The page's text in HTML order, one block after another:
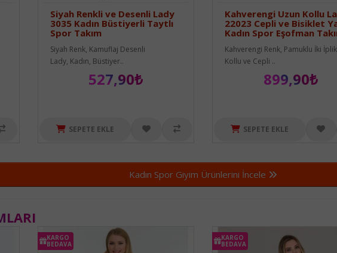
Siyah Renkli ve Desenli Lady
3035 Kadın Büstiyerli Taytlı
Spor Takım
Siyah Renk, Kamuflaj Desenli
Lady, Kadın, Büstiyer..
527,90₺
SEPETE EKLE
Kahverengi Uzun Kollu
22023 Cepli ve Bisiklet
Kadın Spor Eşofman
Kahverengi Renk, Pamuklu İki
Kollu ve Cepli ..
899,90₺
SEPETE EKLE
Kadın Spor Giyim Ürünlerini İncele
KARGO
BEDAVA
KARGO
BEDAVA